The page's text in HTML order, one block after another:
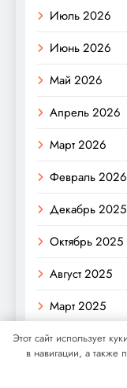
Июль 2026
Июнь 2026
Май 2026
Апрель 2026
Март 2026
Февраль 2026
Декабрь 2025
Октябрь 2025
Август 2025
Март 2025
Февраль 2025
Этот сайт использует
в навигации, а также